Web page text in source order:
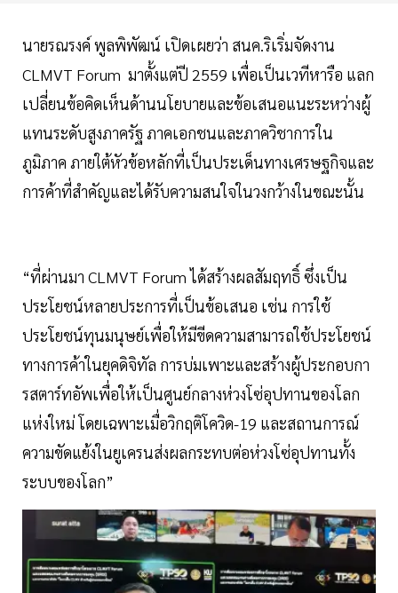
นายรณรงค์ พูลพิพัฒน์ เปิดเผยว่า สนค.ริเริ่มจัดงาน
CLMVT Forum มาตั้งแต่ปี 2559 เพื่อเป็นเวทีหารือ แลก
เปลี่ยนข้อคิดเห็นด้านนโยบายและข้อเสนอแนะระหว่างผู้
แทนระดับสูงภาครัฐ ภาคเอกชนและภาควิชาการใน
ภูมิภาค ภายใต้หัวข้อหลักที่เป็นประเด็นทางเศรษฐกิจและ
การค้าที่สำคัญและได้รับความสนใจในวงกว้างในขณะนั้น
“ที่ผ่านมา CLMVT Forum ได้สร้างผลสัมฤทธิ์ ซึ่งเป็น
ประโยชน์หลายประการที่เป็นข้อเสนอ เช่น การใช้
ประโยชน์ทุนมนุษย์เพื่อให้มีขีดความสามารถใช้ประโยชน์
ทางการค้าในยุคดิจิทัล การบ่มเพาะและสร้างผู้ประกอบกา
รสตาร์ทอัพเพื่อให้เป็นศูนย์กลางห่วงโซ่อุปทานของโลก
แห่งใหม่ โดยเฉพาะเมื่อวิกฤติโควิด-19 และสถานการณ์
ความขัดแย้งในยูเครนส่งผลกระทบต่อห่วงโซ่อุปทานทั้ง
ระบบของโลก”